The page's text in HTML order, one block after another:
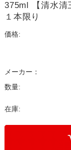
375ml 【清水
１本限り
価格:
メーカー：
数量:
在庫: